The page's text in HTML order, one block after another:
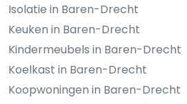
Isolatie in Baren-Drecht
Keuken in Baren-Drecht
Kindermeubels in Baren-Drecht
Koelkast in Baren-Drecht
Koopwoningen in Baren-Drecht